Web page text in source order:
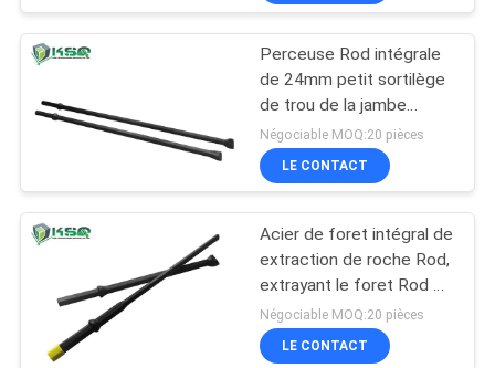
Perceuse Rod intégrale
de 24mm petit sortilège
de trou de la jambe
22x108mm
Négociable MOQ:20 pièces
LE CONTACT
Acier de foret intégral de
extraction de roche Rod,
extrayant le foret Rod de
trou de prise
Négociable MOQ:20 pièces
LE CONTACT